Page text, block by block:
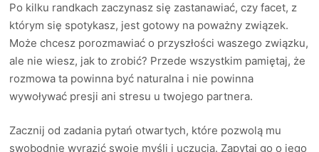
Po kilku randkach zaczynasz się zastanawiać, czy facet, z
którym się spotykasz, jest gotowy na poważny związek.
Może chcesz porozmawiać o przyszłości waszego związku,
ale nie wiesz, jak to zrobić? Przede wszystkim pamiętaj, że
rozmowa ta powinna być naturalna i nie powinna
wywoływać presji ani stresu u twojego partnera.
Zacznij od zadania pytań otwartych, które pozwolą mu
swobodnie wyrazić swoje myśli i uczucia. Zapytaj go o jego